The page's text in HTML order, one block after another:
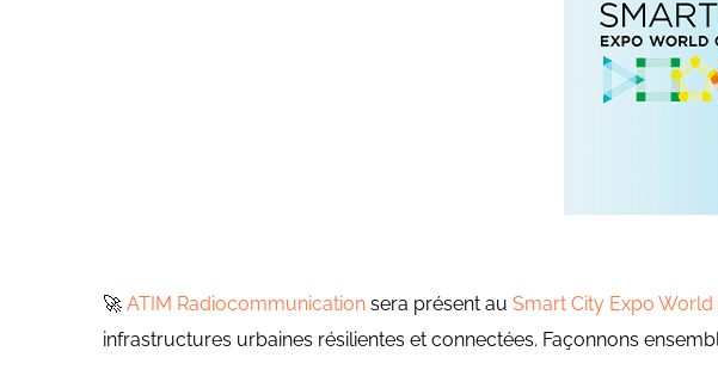
🚀 ATIM Radiocommunication sera présent au Smart City Expo World
infrastructures urbaines résilientes et connectées. Façonnons